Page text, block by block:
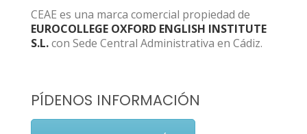
CEAE es una marca comercial propiedad de
EUROCOLLEGE OXFORD ENGLISH INSTITUTE
S.L.con Sede Central Administrativa en Cádiz.
PÍDENOS INFORMACIÓN